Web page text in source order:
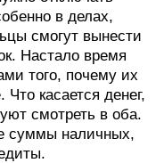
в делах,
смогут вынести
Настало время
того, почему их
касается денег,
смотреть в оба.
суммы наличных,